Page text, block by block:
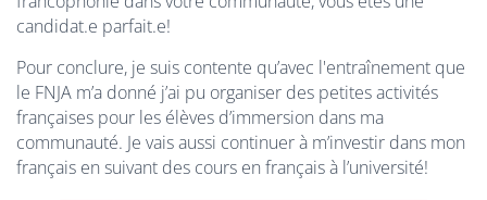
candidat.e parfait.e!
Pour conclure, je suis contente qu’avec l'entraînement que
le FNJA m’a donné j’ai pu organiser des petites activités
françaises pour les élèves d’immersion dans ma
communauté. Je vais aussi continuer à m’investir dans mon
français en suivant des cours en français à l’université!